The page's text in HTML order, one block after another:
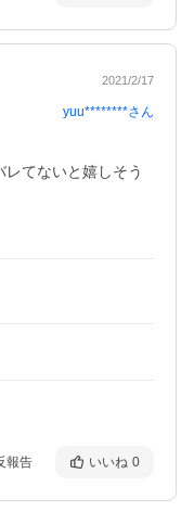
2021/2/17
yuu********さん
てないと嬉しそう
報告 いいね 0